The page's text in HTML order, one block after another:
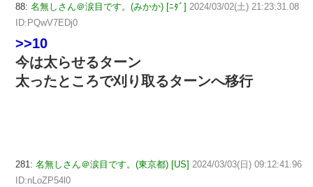
88: 名無しさん＠涙目です。(みかか) [ﾆﾀﾞ] 2024/03/02(土) 21:23:31.08
ID:PQwV7EDj0
>>10
今は太らせるターン
太ったところで刈り取るターンへ移行
281: 名無しさん＠涙目です。(東京都) [US] 2024/03/03(日) 09:12:41.96
ID:nLoZP54l0